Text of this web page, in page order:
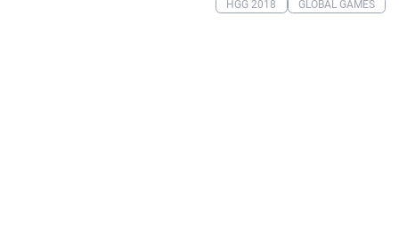
HGG 2018
GLOBAL GAMES